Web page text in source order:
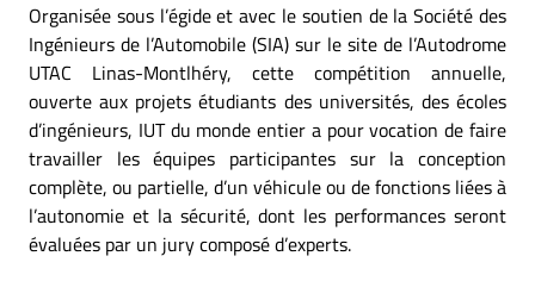
Organisée sous l’égide et avec le soutien de la Société des
Ingénieurs de l’Automobile (SIA) sur le site de l’Autodrome
UTAC Linas-Montlhéry, cette compétition annuelle,
ouverte aux projets étudiants des universités, des écoles
d’ingénieurs, IUT du monde entier a pour vocation de faire
travailler les équipes participantes sur la conception
complète, ou partielle, d’un véhicule ou de fonctions liées à
l’autonomie et la sécurité, dont les performances seront
évaluées par un jury composé d’experts.